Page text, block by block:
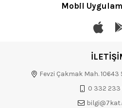
Mobil
Fevzi Çakmak Mah. 10643
0 332